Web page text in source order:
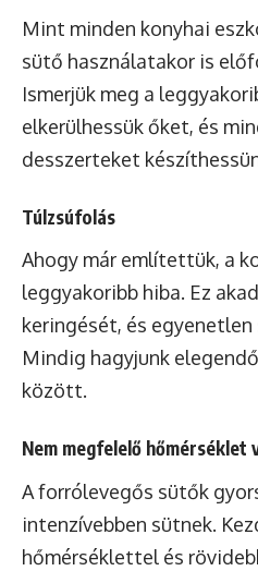
Mint minden konyhai
sütő használatakor is
Ismerjük meg a
elkerülhessük őket, és
desszerteket
Túlzsúfolás
Ahogy már említettük, a
leggyakoribb hiba. Ez
keringését, és
Mindig hagyjunk
között.
Nem megfelelő hőmérséklet
A forrólevegős sütők
intenzívebben sütnek.
hőmérséklettel és